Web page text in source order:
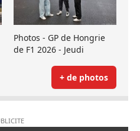
Photos - GP de Hongrie
de F1 2026 - Jeudi
+ de photos